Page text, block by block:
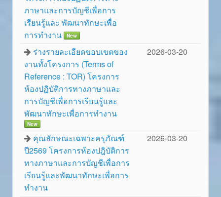
ภาษาและการบัญชีเพื่อการ
เรียนรู้และ พัฒนาทักษะเพื่อ
การทำงาน
New
ร่างรายละเอียดขอบเขตของ
งานทั้งโครงการ (Terms of
Reference : TOR) โครงการ
ห้องปฏิบัติการทางภาษาและ
การบัญชีเพื่อการเรียนรู้และ
พัฒนาทักษะเพื่อการทำงาน
New
2026-03-20
คุณลักษณะเฉพาะครุภัณฑ์
ปี2569 โครงการห้องปฎิบัติการ
ทางภาษาและการบัญชีเพื่อการ
เรียนรู้และพัฒนาทักษะเพื่อการ
ทำงาน
2026-03-20